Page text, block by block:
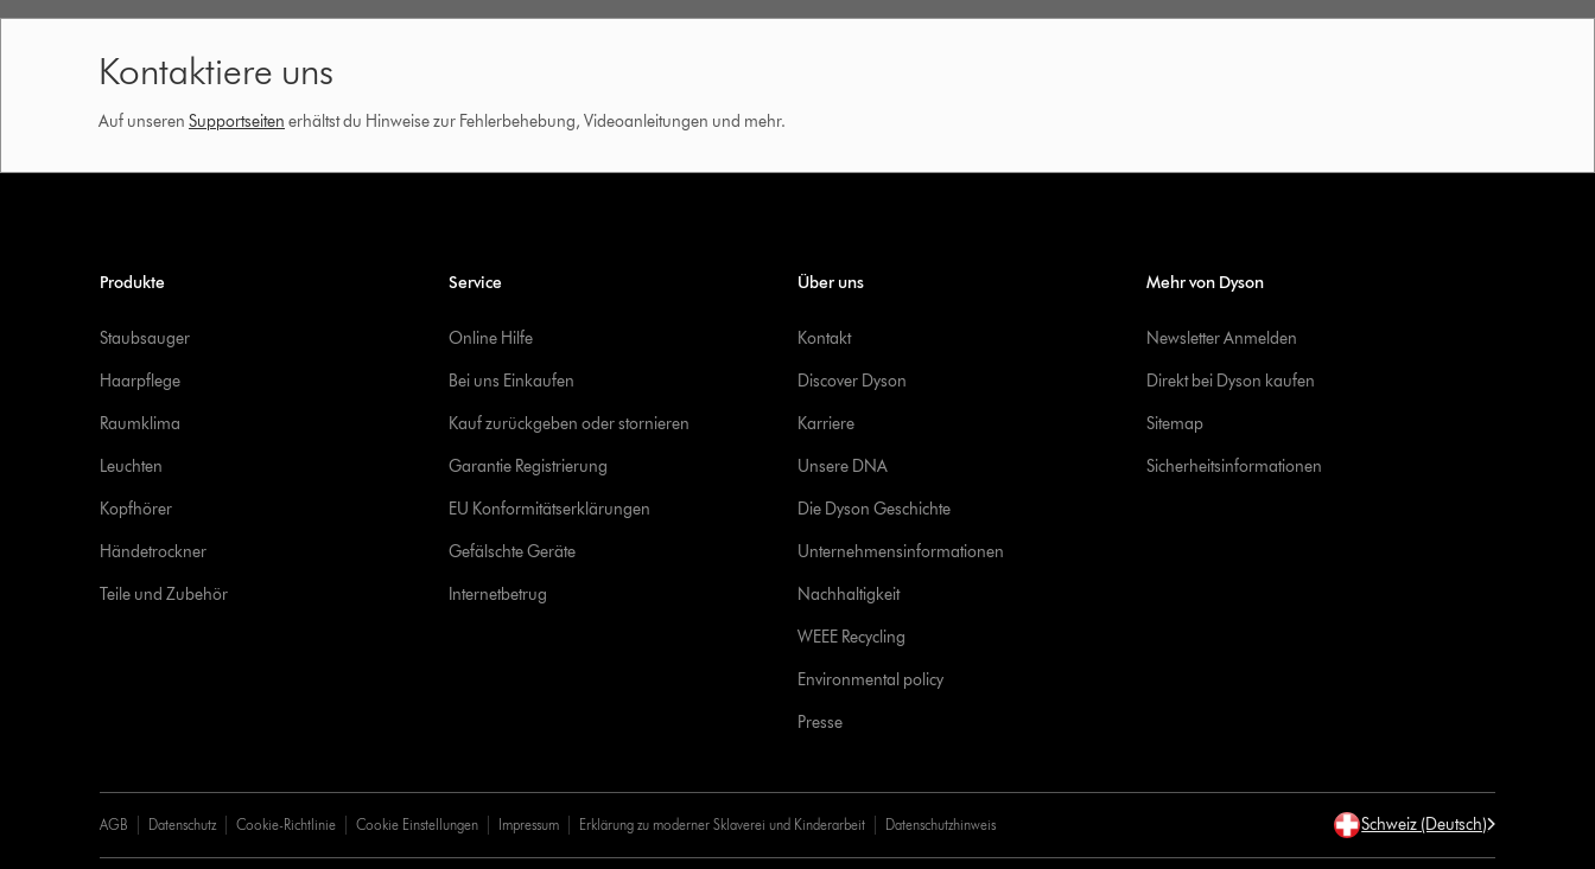
Kontaktiere uns
Auf unseren Supportseiten erhältst du Hinweise zur Fehlerbehebung, Videoanleitungen und mehr.
Produkte
Staubsauger
Haarpflege
Raumklima
Leuchten
Kopfhörer
Händetrockner
Teile und Zubehör
Service
Online Hilfe
Bei uns Einkaufen
Kauf zurückgeben oder stornieren
Garantie Registrierung
EU Konformitätserklärungen
Gefälschte Geräte
Internetbetrug
Über uns
Kontakt
Discover Dyson
Karriere
Unsere DNA
Die Dyson Geschichte
Unternehmensinformationen
Nachhaltigkeit
WEEE Recycling
Environmental policy
Presse
Mehr von Dyson
Newsletter Anmelden
Direkt bei Dyson kaufen
Sitemap
Sicherheitsinformationen
AGB Datenschutz Cookie-Richtlinie Cookie Einstellungen Impressum Erklärung zu moderner Sklaverei und Kinderarbeit Datenschutzhinweis Schweiz (Deutsch)